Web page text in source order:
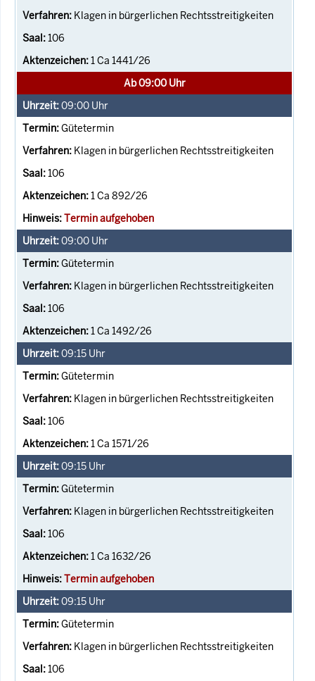
Klagen in bürgerlichen Rechtsstreitigkeiten
106
1 Ca 1441/26
Ab 09:00 Uhr
09:00 Uhr
Gütetermin
Klagen in bürgerlichen Rechtsstreitigkeiten
106
1 Ca 892/26
Termin aufgehoben
09:00 Uhr
Gütetermin
Klagen in bürgerlichen Rechtsstreitigkeiten
106
1 Ca 1492/26
09:15 Uhr
Gütetermin
Klagen in bürgerlichen Rechtsstreitigkeiten
106
1 Ca 1571/26
09:15 Uhr
Gütetermin
Klagen in bürgerlichen Rechtsstreitigkeiten
106
1 Ca 1632/26
Termin aufgehoben
09:15 Uhr
Gütetermin
Klagen in bürgerlichen Rechtsstreitigkeiten
106